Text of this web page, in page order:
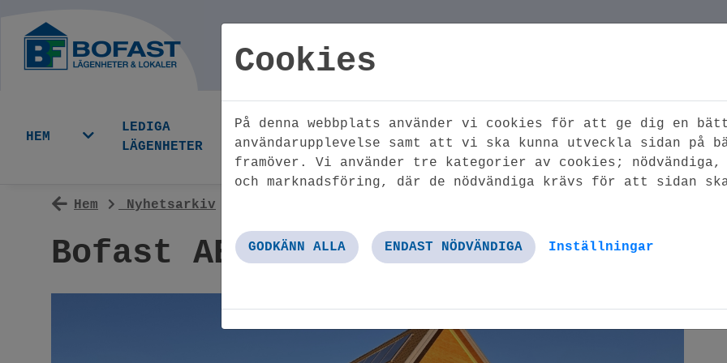
HEM
LEDIGA
LÄGENHETER
LEDIGA
LOKALER
MINA SIDOR HÄR
Hem Nyhetsarkiv
Bofast AB köper Erik Larsson
Cookies
På denna webbplats använder vi cookies för att ge dig en
användarupplevelse samt att vi ska kunna utveckla sidan på
framöver. Vi använder tre kategorier av cookies;
och marknadsföring, där de nödvändiga krävs för att sidan
GODKÄNN ALLA ENDAST NÖDVÄNDIGA Inställningar